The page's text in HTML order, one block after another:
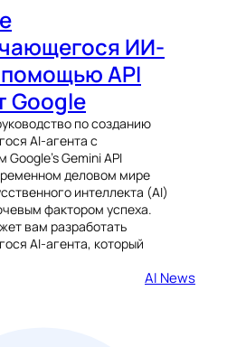
ИИ-
помощью API
Google
по созданию
AI-агента с
Google’s Gemini API
деловом мире
интеллекта (AI)
фактором успеха.
вам разработать
AI-агента, который
AI News